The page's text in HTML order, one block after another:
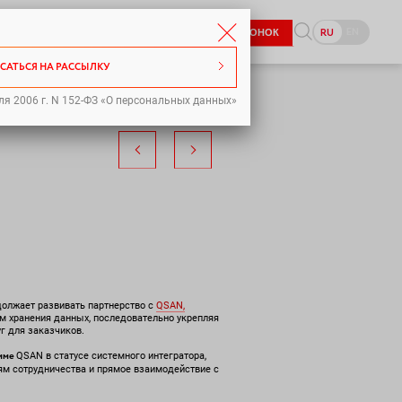
pr@icl-services.com
ЗАКАЗАТЬ ЗВОНОК RU
развивать партнерство сQSAN,
данных, последовательно укрепляя
для заказчиков.
QSAN в статусе системного интегратора,
сотрудничества и прямое взаимодействие с
НА РАССЫЛКУ
2006 г. N 152-ФЗ «О персональных данных»